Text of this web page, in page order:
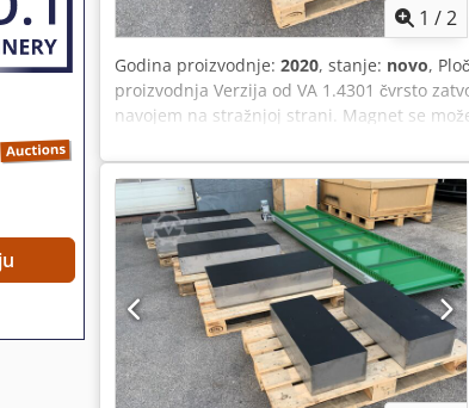
1 /2
Godina proizvodnje: 2020, stanje: novo,
proizvodnja Verzija od VA 1.4301 čvrsto
navojem na stražnjoj strani. Magnet se
kontaminacije iznad pokretne trake.
600 x 500 x 180 mm Samo 2 komada
zalihama. Dcjdpfjfktk Rjx Aahjk